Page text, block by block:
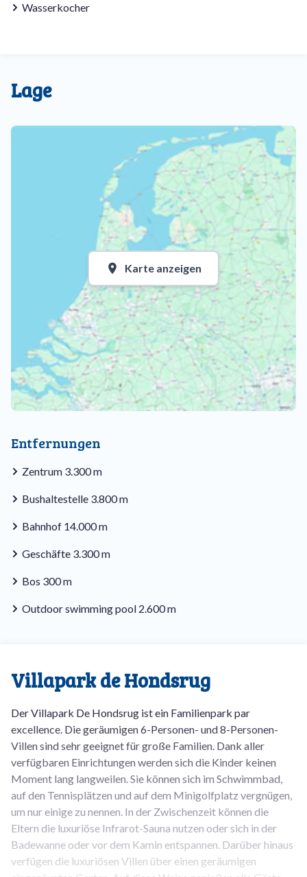
Wasserkocher
Lage
Karte anzeigen
Entfernungen
Zentrum 3.300 m
Bushaltestelle 3.800 m
Bahnhof 14.000 m
Geschäfte 3.300 m
Bos 300 m
Outdoor swimming pool 2.600 m
Villapark de Hondsrug
Der Villapark De Hondsrug ist ein Familienpark par
excellence. Die geräumigen 6-Personen- und 8-Personen-
Villen sind sehr geeignet für große Familien. Dank aller
verfügbaren Einrichtungen werden sich die Kinder keinen
Moment lang langweilen. Sie können sich im Schwimmbad,
auf den Tennisplätzen und auf dem Minigolfplatz vergnügen,
um nur einige zu nennen. In der Zwischenzeit können die
Eltern die luxuriöse Infrarot-Sauna nutzen oder sich in der
Badewanne oder vor dem Kamin entspannen. Darüber hinaus
verfügen die luxuriösen Villen über einen geräumigen